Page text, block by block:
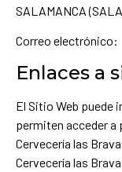
SALAMANCA
Correo electrónico:
Enlaces a
El Sitio Web puede
permiten acceder
Cervecería las
Cervecería las